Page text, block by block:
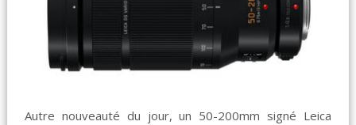
Autre nouveauté du jour, un 50-200mm signé Leica